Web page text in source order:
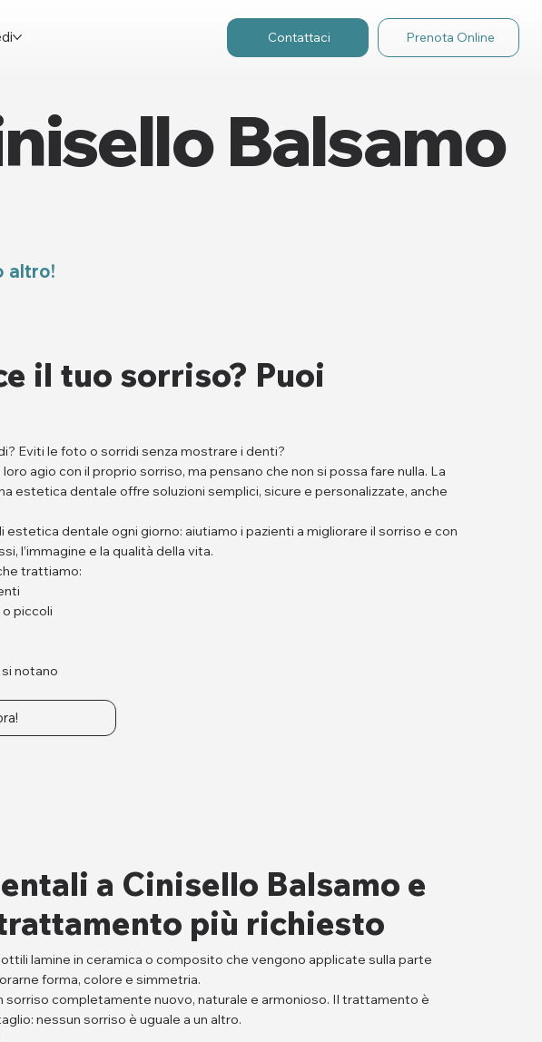
Contattaci Prenota Online
Balsamo
altro!
il tuo sorriso? Puoi
Eviti le foto o sorridi senza mostrare i denti?
agio con il proprio sorriso, ma pensano che non si possa fare nulla. La
estetica dentale offre soluzioni semplici, sicure e personalizzate, anche
estetica dentale ogni giorno: aiutiamo i pazienti a migliorare il sorriso e con
l’immagine e la qualità della vita.
trattiamo:
piccoli
notano
a Cinisello Balsamo e
più richiesto
lamine in ceramica o composito che vengono applicate sulla parte
forma, colore e simmetria.
sorriso completamente nuovo, naturale e armonioso. Il trattamento è
nessun sorriso è uguale a un altro.